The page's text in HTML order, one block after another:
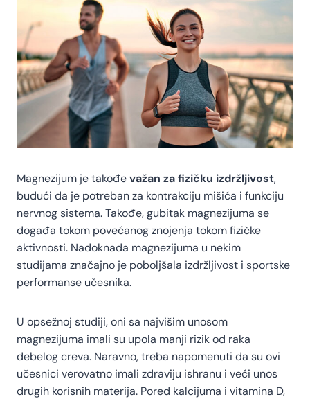
Magnezijum je takođevažan za fizičku izdržljivost,
budući da je potreban za kontrakciju mišića i funkciju
nervnog sistema. Takođe, gubitak magnezijuma se
događa tokom povećanog znojenja tokom fizičke
aktivnosti. Nadoknada magnezijuma u nekim
studijama značajno je poboljšala izdržljivost i sportske
performanse učesnika.
U opsežnoj studiji, oni sa najvišim unosom
magnezijuma imali su upola manji rizik od raka
debelog creva. Naravno, treba napomenuti da su ovi
učesnici verovatno imali zdraviju ishranu i veći unos
drugih korisnih materija. Pored kalcijuma i vitamina D,